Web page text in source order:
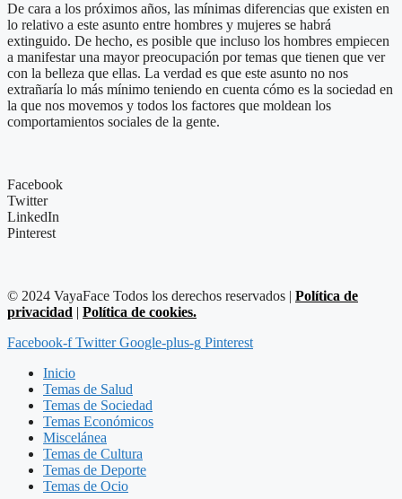
De cara a los próximos años, las mínimas diferencias que existen en
lo relativo a este asunto entre hombres y mujeres se habrá
extinguido. De hecho, es posible que incluso los hombres empiecen
a manifestar una mayor preocupación por temas que tienen que ver
con la belleza que ellas. La verdad es que este asunto no nos
extrañaría lo más mínimo teniendo en cuenta cómo es la sociedad en
la que nos movemos y todos los factores que moldean los
comportamientos sociales de la gente.
Facebook
Twitter
LinkedIn
Pinterest
© 2024 VayaFace Todos los derechos reservados | Política de
privacidad | Política de cookies.
Facebook-f Twitter Google-plus-g Pinterest
Inicio
Temas de Salud
Temas de Sociedad
Temas Económicos
Miscelánea
Temas de Cultura
Temas de Deporte
Temas de Ocio